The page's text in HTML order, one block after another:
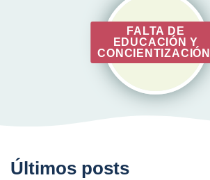
FALTA DE
EDUCACIÓN Y
Últimos posts